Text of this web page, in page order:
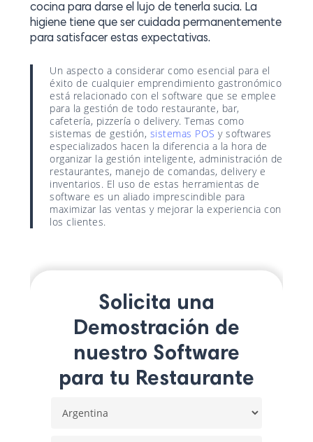
cocina para darse el lujo de tenerla sucia. La
higiene tiene que ser cuidada permanentemente
para satisfacer estas expectativas.
Un aspecto a considerar como esencial para el
éxito de cualquier emprendimiento gastronómico
está relacionado con el software que se emplee
para la gestión de todo restaurante, bar,
cafetería, pizzería o delivery. Temas como
sistemas de gestión, sistemas POS y softwares
especializados hacen la diferencia a la hora de
organizar la gestión inteligente, administración de
restaurantes, manejo de comandas, delivery e
inventarios. El uso de estas herramientas de
software es un aliado imprescindible para
maximizar las ventas y mejorar la experiencia con
los clientes.
Solicita una
Demostración de
nuestro Software
para tu Restaurante